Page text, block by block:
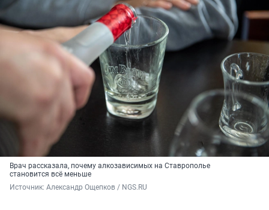
Врач рассказала, почему алкозависимых на Ставрополье
становится всё меньше
Источник: Александр Ощепков / NGS.RU